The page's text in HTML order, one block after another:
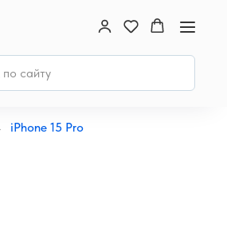
iPhone 15 Pro